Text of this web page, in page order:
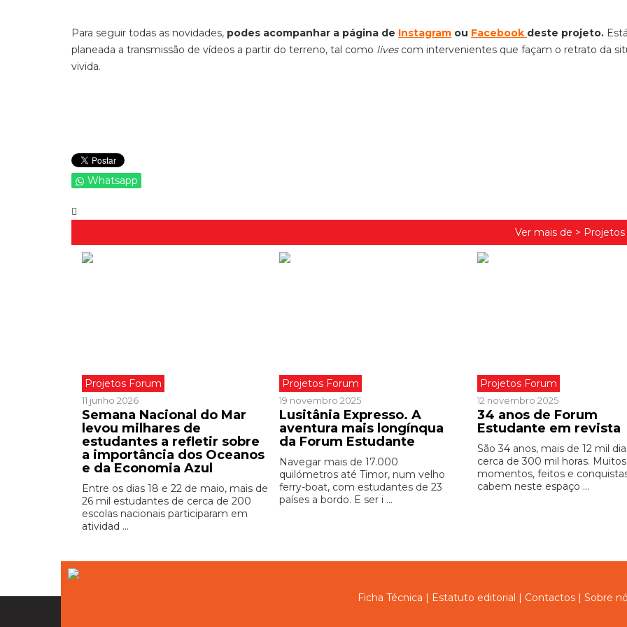
Para seguir todas as novidades, podes acompanhar a página de Instagram ou Facebook deste projeto. Está
planeada a transmissão de vídeos a partir do terreno, tal como lives com intervenientes que façam o retrato da
vivida.
Whatsapp
Ver mais de >
Projetos Forum
11 junho 2026
Semana Nacional do Mar
levou milhares de
estudantes a refletir sobre
a importância dos Oceanos
e da Economia Azul
Entre os dias 18 e 22 de maio, mais de
26 mil estudantes de cerca de 200
escolas nacionais participaram em
atividad ...
Projetos Forum
19 novembro 2025
Lusitânia Expresso. A
aventura mais longínqua
da Forum Estudante
Navegar mais de 17.000
quilómetros até Timor, num velho
ferry-boat, com estudantes de 23
países a bordo. E ser i ...
Projetos Forum
12 novembro 2025
34 anos de Forum
Estudante em revista
São 34 anos, mais de 12 mil
cerca de 300 mil horas. Muitos
momentos, feitos e
cabem neste espaço ...
Ficha Técnica | Estatuto editorial | Contactos | Sobre